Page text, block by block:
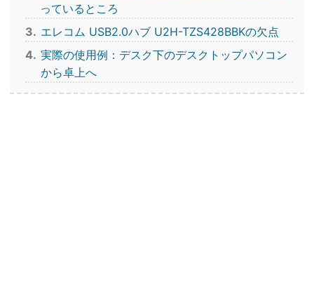
っているところ
3
エレコム USB2.0ハブ U2H-TZS428BBKの欠点
4 実際の使用例：デスク下のデスクトップパソコン
から卓上へ